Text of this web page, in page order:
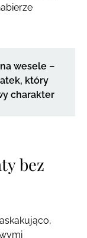
wesele –
który
charakter
bez